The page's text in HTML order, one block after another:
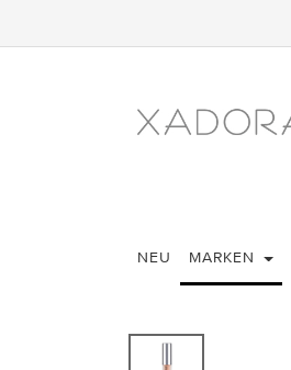
NEU MARKEN